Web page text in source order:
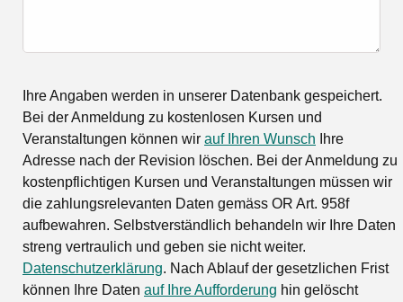
Ihre Angaben werden in unserer Datenbank gespeichert.
Bei der Anmeldung zu kostenlosen Kursen und
Veranstaltungen können wir auf Ihren Wunsch Ihre
Adresse nach der Revision löschen. Bei der Anmeldung zu
kostenpflichtigen Kursen und Veranstaltungen müssen wir
die zahlungsrelevanten Daten gemäss OR Art. 958f
aufbewahren. Selbstverständlich behandeln wir Ihre Daten
streng vertraulich und geben sie nicht weiter.
Datenschutzerklärung. Nach Ablauf der gesetzlichen Frist
können Ihre Daten auf Ihre Aufforderung hin gelöscht